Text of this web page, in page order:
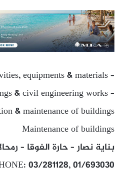
equipments & materials –
& civil engineering works –
& maintenance of buildings
Maintenance of buildings
بناية نصار – حارة الفوقا –
03/281128, 01/693030